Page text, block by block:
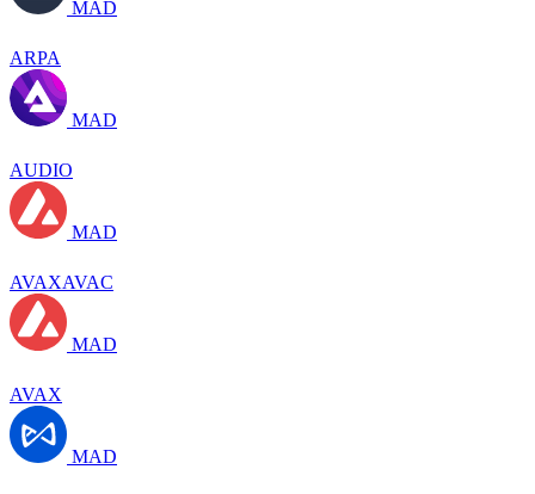
MAD
ARPA
MAD
AUDIO
MAD
AVAXAVAC
MAD
AVAX
MAD